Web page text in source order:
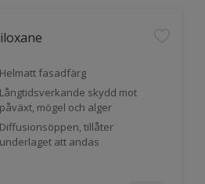
Helmatt fasadfärg
Långtidsverkande skydd mot
påväxt, mögel och alger
Diffusionsöppen, tillåter
underlaget att andas